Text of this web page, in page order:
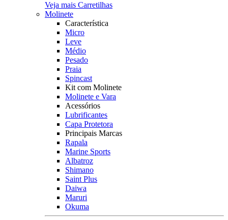
Veja mais Carretilhas
Molinete
Característica
Micro
Leve
Médio
Pesado
Praia
Spincast
Kit com Molinete
Molinete e Vara
Acessórios
Lubrificantes
Capa Protetora
Principais Marcas
Rapala
Marine Sports
Albatroz
Shimano
Saint Plus
Daiwa
Maruri
Okuma